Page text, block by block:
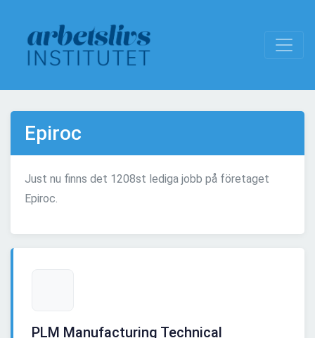
Epiroc
Just nu finns det 1208st lediga jobb på företaget
Epiroc.
PLM Manufacturing Technical